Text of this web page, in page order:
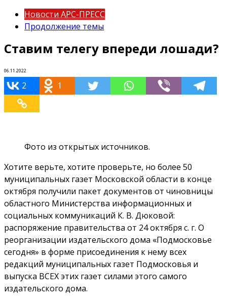
Новости АРС-ПРЕСС
Продолжение темы
Ставим телегу впереди лошади?
06.11.2022
2 1
Фото из открытых источников.
Хотите верьте, хотите проверьте, но более 50
муниципальных газет Московской области в конце
октября получили пакет документов от чиновницы
областного Министерства информационных и
социальных коммуникаций К. В. Дюковой:
распоряжение правительства от 24 октября с. г. О
реорганизации издательского дома «Подмосковье
сегодня» в форме присоединения к нему всех
редакций муниципальных газет Подмосковья и
выпуска ВСЕХ этих газет силами этого самого
издательского дома.